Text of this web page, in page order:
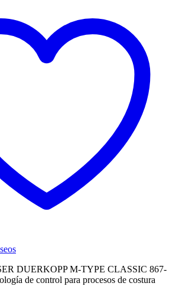
DUERKOPP M-TYPE CLASSIC 867-
de control para procesos de costura